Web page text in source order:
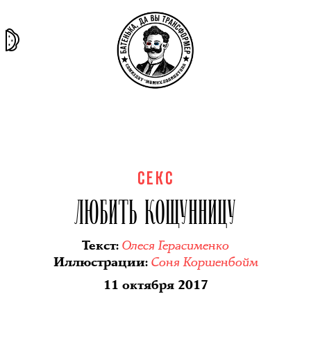
СЕКС
ЛЮБИТЬ КОЩУННИЦУ
Текст: Олеся Герасименко
Иллюстрации: Соня Коршенбойм
11 октября 2017